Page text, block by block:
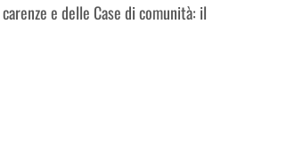
e delle Case di comunità: il